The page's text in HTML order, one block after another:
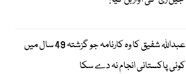
عبداللہ شفیق کا وہ کارنامہ جو گزشتہ 49 سال میں
کوئی پاکستانی انجام نہ دے سکا